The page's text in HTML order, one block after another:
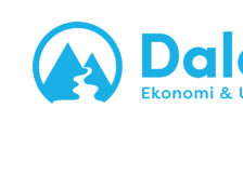
innehållet